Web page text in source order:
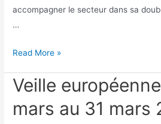
accompagner le secteur dans sa
…
Read More »
Veille
mars au 31 mars